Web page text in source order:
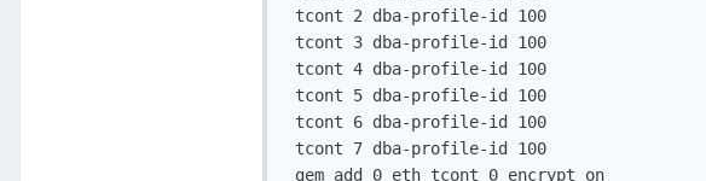
tcont 2 dba-profile-id 100
tcont 3 dba-profile-id 100
tcont 4 dba-profile-id 100
tcont 5 dba-profile-id 100
tcont 6 dba-profile-id 100
tcont 7 dba-profile-id 100
gem add 0 eth tcont 0 encrypt on